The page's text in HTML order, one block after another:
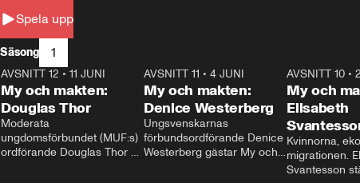
Spela upp
Säsong 1
26:27
AVSNITT 12 • 11 JUNI
My och makten:
Douglas Thor
Moderata
ungdomsförbundet (MUF:s)
ordförande Douglas Thor
23:40
AVSNITT 11 •4 JUNI
My och makten:
Denice Westerberg
Ungsvenskarnas
förbundsordförande Denice
Westerberg gästar My och
AVSNITT 10 •
My och
Elisabeth
Kvinnorna,
migrationen.
Svantesson